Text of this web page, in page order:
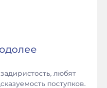
любят
поступков.